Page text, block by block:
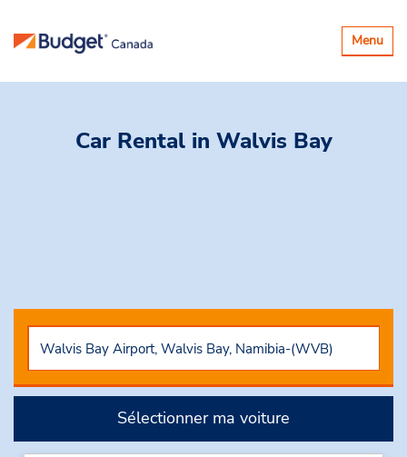
Basculer
la
Menu
Car Rental in Walvis Bay
Sélectionner ma voiture